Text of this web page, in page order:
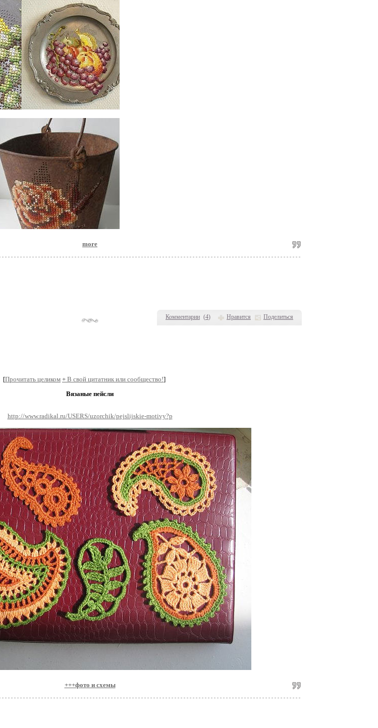
Комментарии (4) Нравится Поделиться
more
[Прочитать целиком + В свой цитатник или сообщество!]
Вязаные пейсли
http://www.radikal.ru/USERS/uzorchik/pejslijskie-motivy?p
+++фото и схемы